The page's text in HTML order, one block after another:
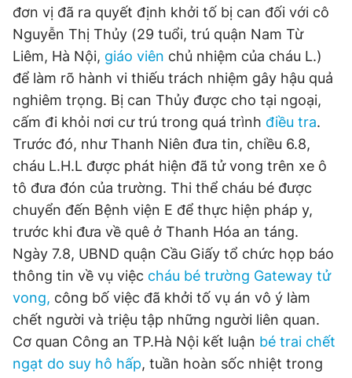
Đọc Thanh Niên trên điện thoại
Theo dõi báo trên
Hotline
0906 645 777
Liên hệ quảng cáo
0908 780 404
Đặt báo Quảng cáo RSS Tòa soạn Chính sách bảo
Tổng biên tập: Nguyễn Ngọc Toàn
Phó tổng biên tập thường trực: Hải Thành
Phó tổng biên tập: Lâm Hiếu Dũng
Phó tổng biên tập: Trần Việt Hưng
Tổng thư ký tòa soạn: Đức Trung
Giấy phép xuất bản số 110/GP - BTTTT cấp ngày 24.3.2020
đơn vị đã ra quyết định khởi tố bị can đối với cô
Nguyễn Thị Thủy (29 tuổi, trú quận Nam Từ
Liêm, Hà Nội, giáo viên chủ nhiệm của cháu L.)
để làm rõ hành vi thiếu trách nhiệm gây hậu quả
nghiêm trọng. Bị can Thủy được cho tại ngoại,
cấm đi khỏi nơi cư trú trong quá trình điều tra.
Trước đó, như Thanh Niên đưa tin, chiều 6.8,
cháu L.H.L được phát hiện đã tử vong trên xe ô
tô đưa đón của trường. Thi thể cháu bé được
chuyển đến Bệnh viện E để thực hiện pháp y,
trước khi đưa về quê ở Thanh Hóa an táng.
Ngày 7.8, UBND quận Cầu Giấy tổ chức họp báo
thông tin về vụ việc cháu bé trường Gateway tử
vong, công bố việc đã khởi tố vụ án vô ý làm
chết người và triệu tập những người liên quan.
Cơ quan Công an TP.Hà Nội kết luận bé trai chết
ngạt do suy hô hấp, tuần hoàn sốc nhiệt trong